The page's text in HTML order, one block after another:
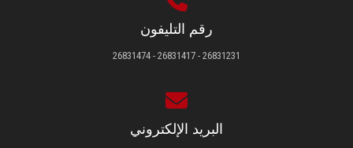
رقم التليفون
26831231 - 26831417 - 26831474
البريد الإلكتروني